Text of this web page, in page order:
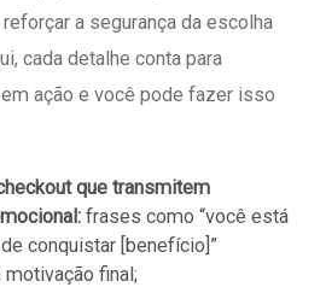
a segurança da escolha
cada detalhe conta para
ação e você pode fazer isso
que transmitem
frases como “você está
conquistar [benefício]”
motivação final;